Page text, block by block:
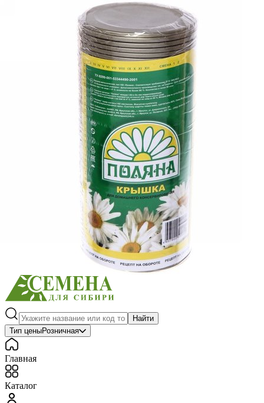
Заказать обратный звонок
Газонные травы, сидераты
Горшки, рассадники, аксессуары
Посадочный материал
Садовый инструмент, инвентарь
Консервирование
Средства защиты, удобрения, добавки, химия
Обустройство сада, декор
Найти
Тип ценыРозничная
Главная
Каталог